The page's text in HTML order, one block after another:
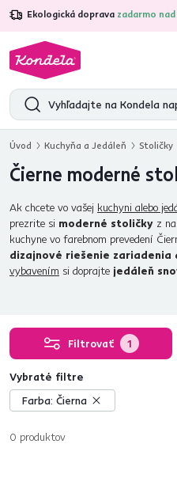
Ekologická doprava zadarmo
4,7 31 211
Úvod Kuchyňa a Jedáleň Stoličky
Čierne moderné
Ak chcete vo vašej kuchyni alebo
prezrite si moderné stoličky z
kuchyne vo farebnom prevedení
dizajnové riešenie zariadenia
vybavením si doprajte jedáleň
Filtrovať 1
Vybraté filtre
Farba: Čierna
0 produktov